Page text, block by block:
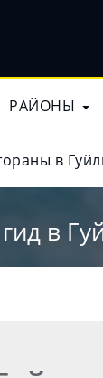
РАЙОНЫ
в
в